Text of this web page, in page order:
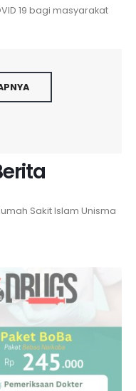
19 bagi masyarakat
Sakit Islam Unisma